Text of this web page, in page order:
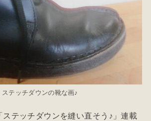
ステッチダウンの靴な画♪
ステッチダウンを縫い直そう♪」連載